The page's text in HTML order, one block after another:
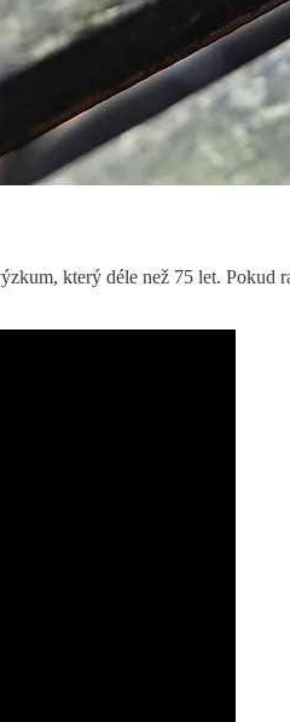
který déle než 75 let. Pokud